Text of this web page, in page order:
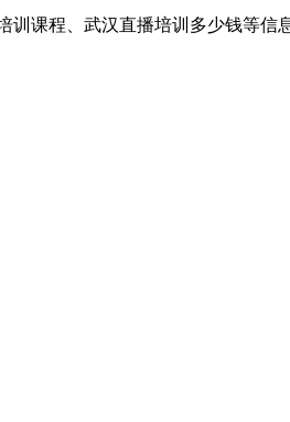
课程、武汉直播培训多少钱等